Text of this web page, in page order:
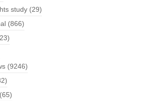
study (29)
(866)
(9246)
(65)